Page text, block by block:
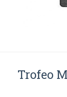
Trofeo